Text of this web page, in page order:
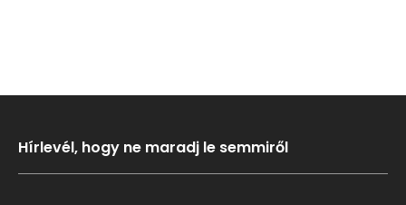
Hírlevél, hogy ne maradj le semmiről